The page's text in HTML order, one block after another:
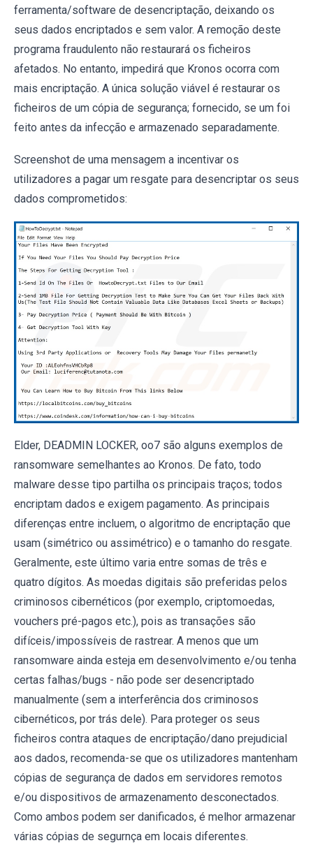
ferramenta/software de desencriptação, deixando os
seus dados encriptados e sem valor. A remoção deste
programa fraudulento não restaurará os ficheiros
afetados. No entanto, impedirá que Kronos ocorra com
mais encriptação. A única solução viável é restaurar os
ficheiros de um cópia de segurança; fornecido, se um foi
feito antes da infecção e armazenado separadamente.
Screenshot de uma mensagem a incentivar os
utilizadores a pagar um resgate para desencriptar os seus
dados comprometidos:
Elder, DEADMIN LOCKER, oo7 são alguns exemplos de
ransomware semelhantes ao Kronos. De fato, todo
malware desse tipo partilha os principais traços; todos
encriptam dados e exigem pagamento. As principais
diferenças entre incluem, o algoritmo de encriptação que
usam (simétrico ou assimétrico) e o tamanho do resgate.
Geralmente, este último varia entre somas de três e
quatro dígitos. As moedas digitais são preferidas pelos
criminosos cibernéticos (por exemplo, criptomoedas,
vouchers pré-pagos etc.), pois as transações são
difíceis/impossíveis de rastrear. A menos que um
ransomware ainda esteja em desenvolvimento e/ou tenha
certas falhas/bugs - não pode ser desencriptado
manualmente (sem a interferência dos criminosos
cibernéticos, por trás dele). Para proteger os seus
ficheiros contra ataques de encriptação/dano prejudicial
aos dados, recomenda-se que os utilizadores mantenham
cópias de segurança de dados em servidores remotos
e/ou dispositivos de armazenamento desconectados.
Como ambos podem ser danificados, é melhor armazenar
várias cópias de segurnça em locais diferentes.